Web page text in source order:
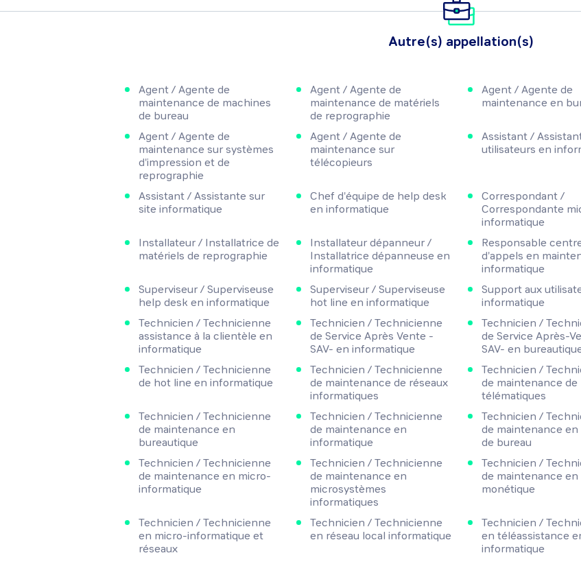
Autre(s) appellation(s)
Agent / Agente de
maintenance de machines
de bureau
Agent / Agente de
maintenance de matériels
de reprographie
Agent / Agente de
maintenance en
Agent / Agente de
maintenance sur systèmes
d'impression et de
reprographie
Agent / Agente de
maintenance sur
télécopieurs
Assistant /
utilisateurs en
Assistant / Assistante sur
site informatique
Chef d'équipe de help desk
en informatique
Correspondant /
Correspondante
informatique
Installateur / Installatrice de
matériels de reprographie
Installateur dépanneur /
Installatrice dépanneuse en
informatique
Responsable
d'appels en
informatique
Superviseur / Superviseuse
help desk en informatique
Superviseur / Superviseuse
hot line en informatique
Support aux
informatique
Technicien / Technicienne
assistance à la clientèle en
informatique
Technicien / Technicienne
de Service Après Vente -
SAV- en informatique
Technicien /
de Service Après-
SAV- en
Technicien / Technicienne
de hot line en informatique
Technicien / Technicienne
de maintenance de réseaux
informatiques
Technicien /
de maintenance de
télématiques
Technicien / Technicienne
de maintenance en
bureautique
Technicien / Technicienne
de maintenance en
informatique
Technicien /
de maintenance en
de bureau
Technicien / Technicienne
de maintenance en micro-
informatique
Technicien / Technicienne
de maintenance en
microsystèmes
informatiques
Technicien /
de maintenance en
monétique
Technicien / Technicienne
en micro-informatique et
réseaux
Technicien / Technicienne
en réseau local informatique
Technicien /
en téléassistance
informatique